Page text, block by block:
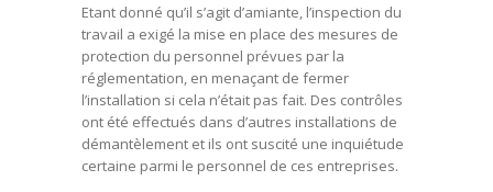
Etant donné qu’il s’agit d’amiante, l’inspection du
travail a exigé la mise en place des mesures de
protection du personnel prévues par la
réglementation, en menaçant de fermer
l’installation si cela n’était pas fait. Des contrôles
ont été effectués dans d’autres installations de
démantèlement et ils ont suscité une inquiétude
certaine parmi le personnel de ces entreprises.